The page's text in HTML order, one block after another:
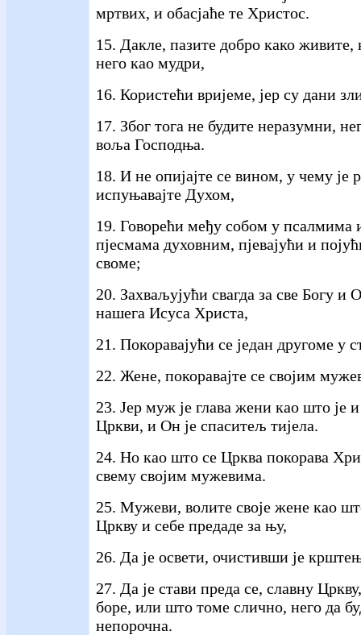
мртвих, и обасјаће те Христос.
15. Дакле, пазите добро како живите,
него као мудри,
16. Користећи вријеме, јер су дани
17. Због тога не будите неразумни,
воља Господња.
18. И не опијајте се вином, у чему је
испуњавајте Духом,
19. Говорећи међу собом у псалмима
пјесмама духовним, пјевајући и
своме;
20. Захваљујући свагда за све Богу и
нашега Исуса Христа,
21. Покоравајући се један другоме у
22. Жене, покоравајте се својим
23. Јер муж је глава жени као што је
Цркви, и Он је спаситељ тијела.
24. Но као што се Црква покорава
свему својим мужевима.
25. Мужеви, волите своје жене као
Цркву и себе предаде за њу,
26. Да је освети, очистивши је
27. Да је стави преда се, славну
боре, или што томе слично, него да
непорочна.